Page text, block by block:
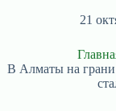
21
В Алматы на грани